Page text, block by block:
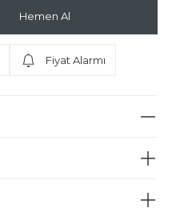
Hemen Al
Fiyat Alarmı